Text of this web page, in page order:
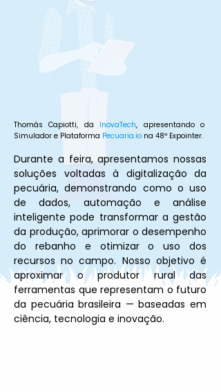
Thomás Capiotti, da InovaTech, apresentando o
Simulador e Plataforma Pecuaria.io na 48ª Expointer.
Durante a feira, apresentamos nossas
soluções voltadas à digitalização da
pecuária, demonstrando como o uso
de dados, automação e análise
inteligente pode transformar a gestão
da produção, aprimorar o desempenho
do rebanho e otimizar o uso dos
recursos no campo. Nosso objetivo é
aproximar o produtor rural das
ferramentas que representam o futuro
da pecuária brasileira — baseadas em
ciência, tecnologia e inovação.